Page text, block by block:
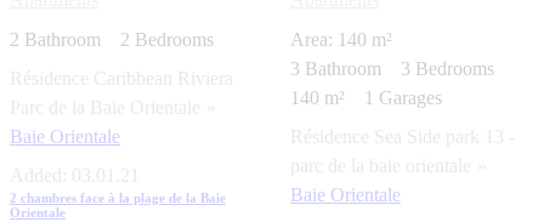
2 Bathroom 2 Bedrooms
Résidence Caribbean Riviera
Parc de la Baie Orientale
Baie Orientale
Added:
03.01.21
2 chambres face à la plage de la Baie
Orientale
Area: 140 m²
3 Bathroom 3 Bedrooms
140 m²
1 Garages
Résidence Sea Side park 13 -
parc de la baie orientale
Baie Orientale